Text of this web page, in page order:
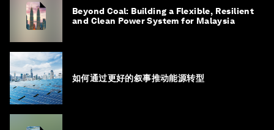
Beyond Coal: Building a Flexible, Resilient
and Clean Power System for Malaysia
如何通过更好的叙事推动能源转型